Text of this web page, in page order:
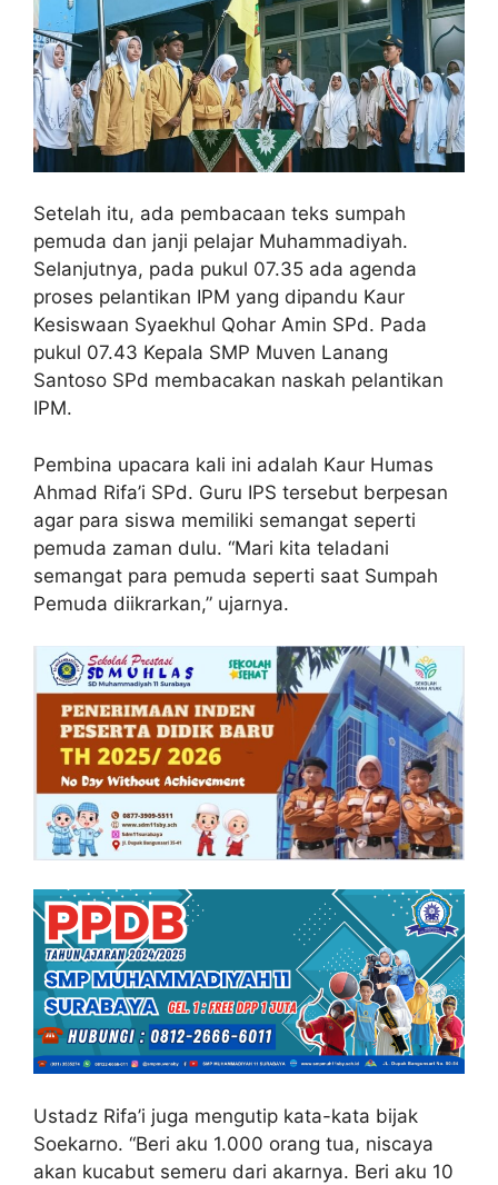
Setelah itu, ada pembacaan teks sumpah
pemuda dan janji pelajar Muhammadiyah.
Selanjutnya, pada pukul 07.35 ada agenda
proses pelantikan IPM yang dipandu Kaur
Kesiswaan Syaekhul Qohar Amin SPd. Pada
pukul 07.43 Kepala SMP Muven Lanang
Santoso SPd membacakan naskah pelantikan
IPM.
Pembina upacara kali ini adalah Kaur Humas
Ahmad Rifa’i SPd. Guru IPS tersebut berpesan
agar para siswa memiliki semangat seperti
pemuda zaman dulu. “Mari kita teladani
semangat para pemuda seperti saat Sumpah
Pemuda diikrarkan,” ujarnya.
Ustadz Rifa’i juga mengutip kata-kata bijak
Soekarno. “Beri aku 1.000 orang tua, niscaya
akan kucabut semeru dari akarnya. Beri aku 10